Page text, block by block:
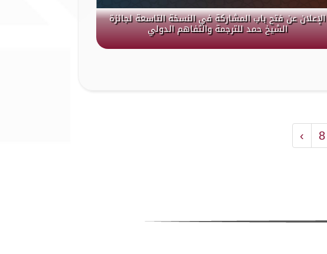
الإعلان عن فتح باب المشاركة في النسخة التاسعة لجائزة
الشيخ حمد للترجمة والتفاهم الدولي
8
›